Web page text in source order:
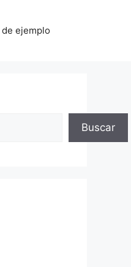
de ejemplo
Buscar